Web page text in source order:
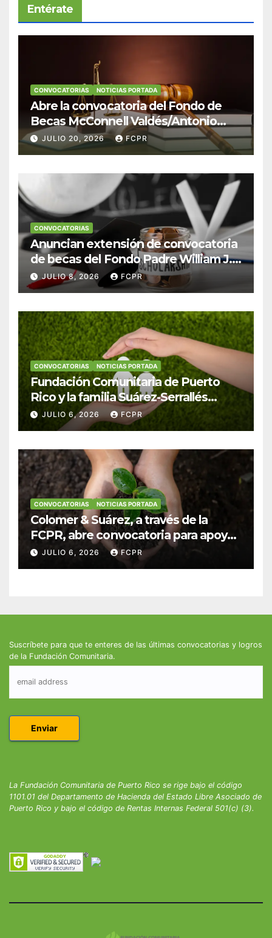
Entérate
CONVOCATORIAS NOTICIAS PORTADA
Abre la convocatoria del Fondo de
Becas McConnell Valdés/Antonio
Escudero Viera para estudiantes de
Derecho en Puerto Rico
JULIO 20, 2026 FCPR
CONVOCATORIAS
Anuncian extensión de convocatoria
de becas del Fondo Padre William J.
Hendricks, SJ para estudiantes del
Colegio San Ignacio
JULIO 8, 2026 FCPR
CONVOCATORIAS NOTICIAS PORTADA
Fundación Comunitaria de Puerto
Rico y la familia Suárez-Serrallés
anuncian convocatoria para
fortalecer hogares y albergues
JULIO 6, 2026 FCPR
CONVOCATORIAS NOTICIAS PORTADA
Colomer & Suárez, a través de la
FCPR, abre convocatoria para apoyar
proyectos de seguridad alimentaria
JULIO 6, 2026 FCPR
Suscríbete para que te enteres de las últimas convocatorias y logros
de la Fundación Comunitaria.
La Fundación Comunitaria de Puerto Rico se rige bajo el código
1101.01 del Departamento de Hacienda del Estado Libre Asociado de
Puerto Rico y bajo el código de Rentas Internas Federal 501(c) (3).